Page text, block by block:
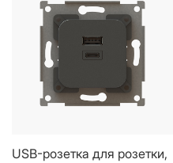
USB-розетка для розетки,